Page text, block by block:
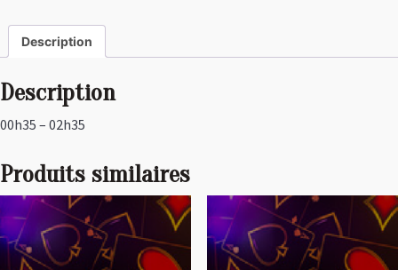
Description
Description
00h35 – 02h35
Produits similaires